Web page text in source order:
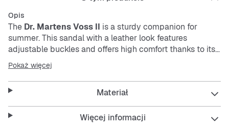
Opis
The Dr. Martens Voss II is a sturdy companion for
summer. This sandal with a leather look features
adjustable buckles and offers high comfort thanks to its
breathable, padded insole. The lightweight, slip-
resistant, and flexible outsole makes every step safe and
comfortable.
Pokaż więcej
Materiał
Więcej informacji